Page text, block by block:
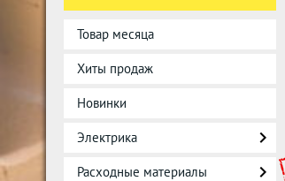
Товар месяца
Хиты продаж
Новинки
Электрика
Расходные материалы